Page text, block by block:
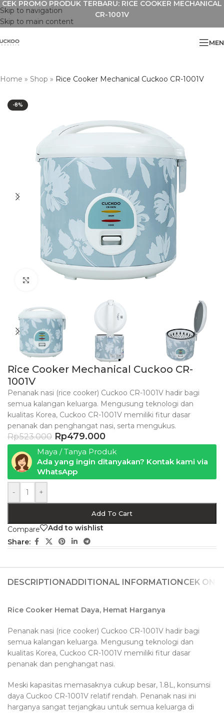
Skip to navigation
Skip to main content
CEK PROMO PRODUK TERBARU: RICE COOKER MECHANICAL
CR-1001V
Home » Shop » Rice Cooker Mechanical Cuckoo CR-1001V
-8%
Click to enlarge
Rice Cooker Mechanical Cuckoo CR-
1001V
Penanak nasi (rice cooker) Cuckoo CR-1001V hadir bagi
semua kalangan keluarga. Mengusung teknologi dan
kualitas Korea, Cuckoo CR-1001V memiliki fitur dasar
penanak dan penghangat nasi, serta mengukus.
Rp523.000 Rp479.000
Maya / Tanya Produk
Ada yang ingin ditanyakan? Kontak kami via
WhatsApp
- +
Add To Cart
Compare
Add to wishlist
Share:
DESCRIPTIONADDITIONAL INFORMATIONCEK
Rice Cooker Hemat Daya, Hemat Harganya
Penanak nasi (rice cooker) Cuckoo CR-1001V hadir bagi
semua kalangan keluarga. Mengusung teknologi dan
kualitas Korea, Cuckoo CR-1001V memiliki fitur dasar
penanak dan penghangat nasi.
Meski kapasitas memasaknya cukup besar, 1.8L, konsumsi
daya Cuckoo CR-1001V relatif rendah. Penanak nasi ini
harganya sangat terjangkau untuk semua keluarga di